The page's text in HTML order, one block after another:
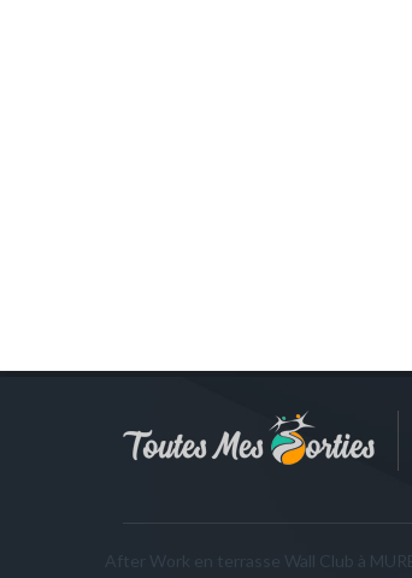
After Work en terrasse Wall Club à